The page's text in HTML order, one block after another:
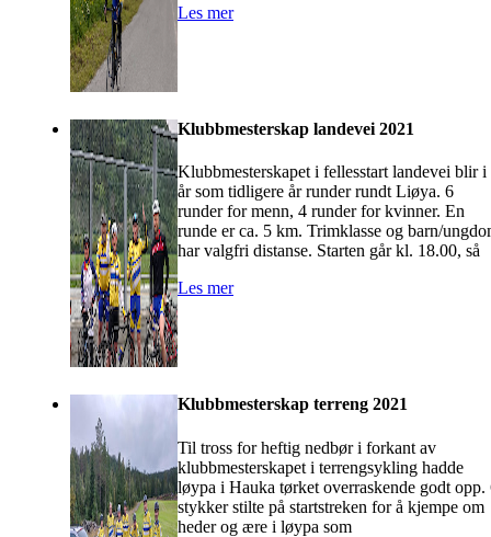
Les mer
Klubbmesterskap landevei 2021
Klubbmesterskapet i fellesstart landevei blir i
år som tidligere år runder rundt Liøya. 6
runder for menn, 4 runder for kvinner. En
runde er ca. 5 km. Trimklasse og barn/
har valgfri distanse. Starten går kl. 18.00, så
Les mer
Klubbmesterskap terreng 2021
Til tross for heftig nedbør i forkant av
klubbmesterskapet i terrengsykling hadde
løypa i Hauka tørket overraskende godt opp.
stykker stilte på startstreken for å kjempe om
heder og ære i løypa som